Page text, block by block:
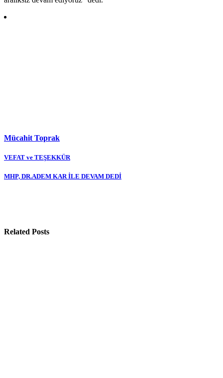
Mücahit Toprak
Yazı
gezinmesi
VEFAT ve TEŞEKKÜR
MHP, DR.ADEM KAR İLE DEVAM DEDİ
Related Posts